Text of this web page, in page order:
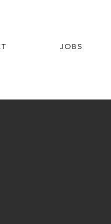
JOBS